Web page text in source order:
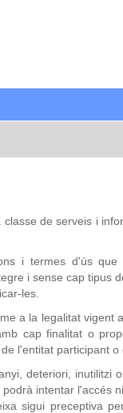
de serveis i
i termes d'ús
i sense cap tipus
les.
a la legalitat
cap finalitat o
l'entitat participant o
deteriori, inutilitzi
intentar l'accés
sigui preceptiva